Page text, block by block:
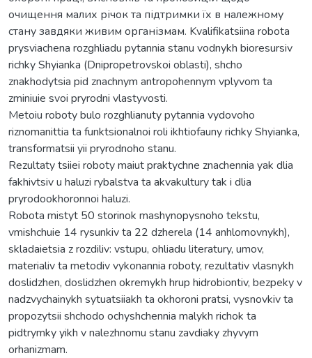
очищення малих річок та підтримки їх в належному
стану завдяки живим організмам. Kvalifikatsiina robota
prysviachena rozghliadu pytannia stanu vodnykh bioresursiv
richky Shyianka (Dnipropetrovskoi oblasti), shcho
znakhodytsia pid znachnym antropohennym vplyvom ta
zminiuie svoi pryrodni vlastyvosti.
Metoiu roboty bulo rozghlianuty pytannia vydovoho
riznomanittia ta funktsionalnoi roli ikhtiofauny richky Shyianka,
transformatsii yii pryrodnoho stanu.
Rezultaty tsiiei roboty maiut praktychne znachennia yak dlia
fakhivtsiv u haluzi rybalstva ta akvakultury tak i dlia
pryrodookhoronnoi haluzi.
Robota mistyt 50 storinok mashynopysnoho tekstu,
vmishchuie 14 rysunkiv ta 22 dzherela (14 anhlomovnykh),
skladaietsia z rozdiliv: vstupu, ohliadu literatury, umov,
materialiv ta metodiv vykonannia roboty, rezultativ vlasnykh
doslidzhen, doslidzhen okremykh hrup hidrobiontiv, bezpeky v
nadzvychainykh sytuatsiiakh ta okhoroni pratsi, vysnovkiv ta
propozytsii shchodo ochyshchennia malykh richok ta
pidtrymky yikh v nalezhnomu stanu zavdiaky zhyvym
orhanizmam.